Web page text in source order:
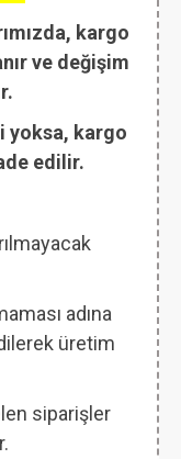
kargo
ve değişim
yoksa, kargo
edilir.
adına
üretim
siparişler